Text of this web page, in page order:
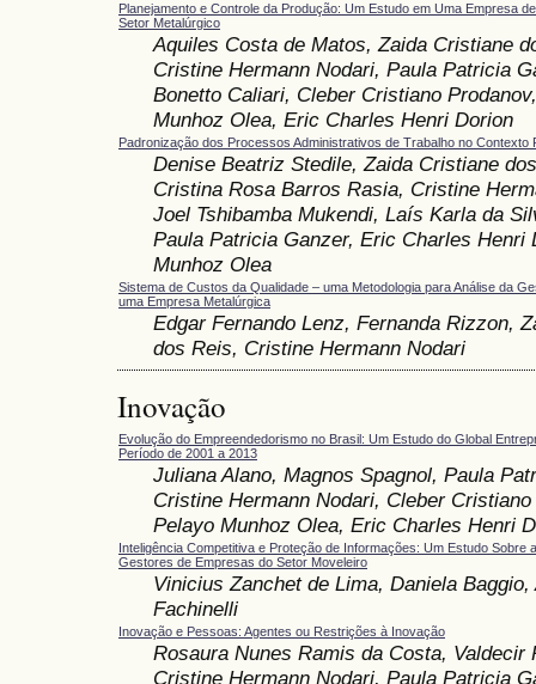
Planejamento e Controle da Produção: Um Estudo em Uma Empresa
Setor Metalúrgico
Aquiles Costa de Matos, Zaida Cristiane
Cristine Hermann Nodari, Paula Patricia
Bonetto Caliari, Cleber Cristiano
Munhoz Olea, Eric Charles Henri Dorion
Padronização dos Processos Administrativos de Trabalho no Contexto
Denise Beatriz Stedile, Zaida Cristiane
Cristina Rosa Barros Rasia, Cristine
Joel Tshibamba Mukendi, Laís Karla da
Paula Patricia Ganzer, Eric Charles Henri
Munhoz Olea
Sistema de Custos da Qualidade – uma Metodologia para Análise da
uma Empresa Metalúrgica
Edgar Fernando Lenz, Fernanda Rizzon,
dos Reis, Cristine Hermann Nodari
Inovação
Evolução do Empreendedorismo no Brasil: Um Estudo do Global
Período de 2001 a 2013
Juliana Alano, Magnos Spagnol, Paula
Cristine Hermann Nodari, Cleber Cristiano
Pelayo Munhoz Olea, Eric Charles Henri
Inteligência Competitiva e Proteção de Informações: Um Estudo Sobre
Gestores de Empresas do Setor Moveleiro
Vinicius Zanchet de Lima, Daniela
Fachinelli
Inovação e Pessoas: Agentes ou Restrições à Inovação
Rosaura Nunes Ramis da Costa, Valdecir
Cristine Hermann Nodari, Paula Patricia